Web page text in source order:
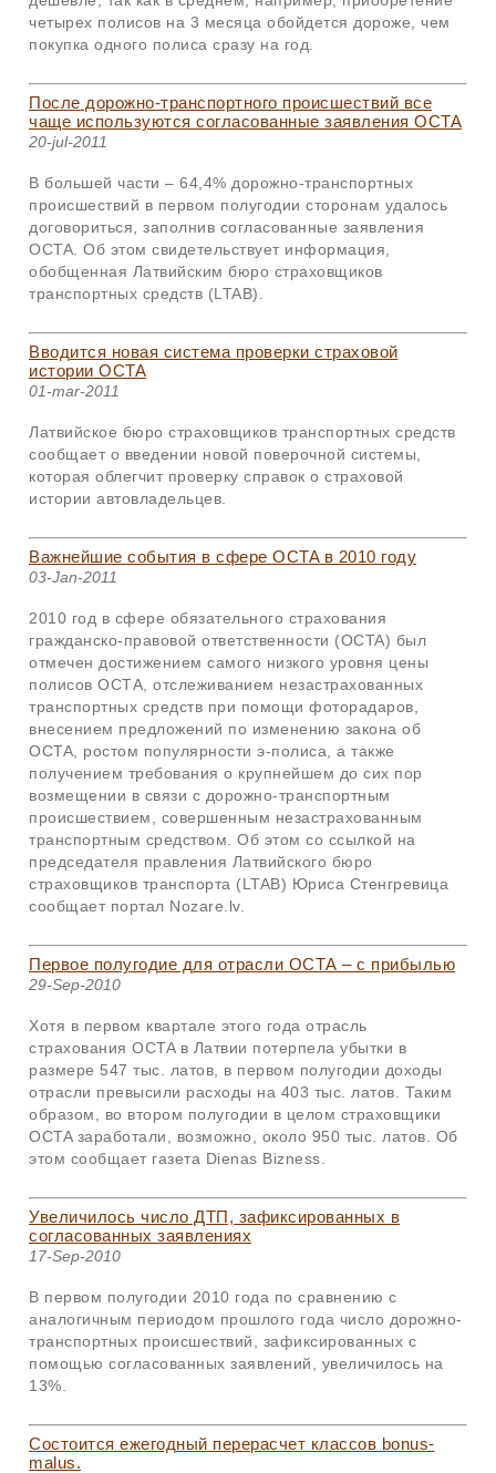
четырех полисов на 3 месяца обойдется дороже, чем
покупка одного полиса сразу на год.
После дорожно-транспортного происшествий все
чаще используются согласованные заявления OCTA
20-jul-2011
В большей части – 64,4% дорожно-транспортных
происшествий в первом полугодии сторонам удалось
договориться, заполнив согласованные заявления
OCTA . Об этом свидетельствует информация,
обобщенная Латвийским бюро страховщиков
транспортных средств (LTAB).
Вводится новая система проверки страховой
истории OCTA
01-mar-2011
Латвийское бюро страховщиков транспортных средств
сообщает о введении новой поверочной системы,
которая облегчит проверку справок о страховой
истории автовладельцев.
Важнейшие события в сфере OCTA в 2010 году
03-Jan-2011
2010 год в сфере обязательного страхования
гражданско-правовой ответственности (OCTA) был
отмечен достижением самого низкого уровня цены
полисов ОСТА , отслеживанием незастрахованных
транспортных средств при помощи фоторадаров,
внесением предложений по изменению закона об
OCTA, ростом популярности э-полиса, а также
получением требования о крупнейшем до сих пор
возмещении в связи с дорожно-транспортным
происшествием, совершенным незастрахованным
транспортным средством. Об этом со ссылкой на
председателя правления Латвийского бюро
страховщиков транспорта (LTAB) Юриса Стенгревица
сообщает портал Nozare.lv.
Первое полугодие для отрасли ОСТА – с прибылью
29-Sep-2010
Хотя в первом квартале этого года отрасль
страхования OCTAв Латвии потерпела убытки в
размере 547 тыс. латов, в первом полугодии доходы
отрасли превысили расходы на 403 тыс. латов. Таким
образом, во втором полугодии в целом страховщики
OCTA заработали, возможно, около 950 тыс. латов. Об
этом сообщает газета Dienas Bizness.
Увеличилось число ДТП, зафиксированных в
согласованных заявлениях
17-Sep-2010
В первом полугодии 2010 года по сравнению с
аналогичным периодом прошлого года число дорожно-
транспортных происшествий, зафиксированных с
помощью согласованных заявлений, увеличилось на
13%.
Состоится ежегодный перерасчет классов bonus-
malus.